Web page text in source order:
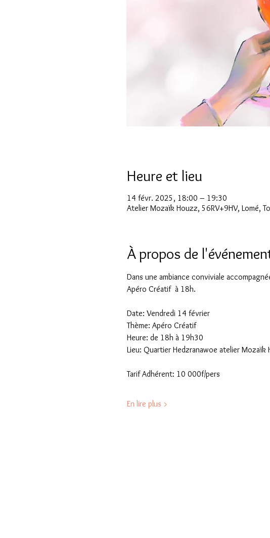
Heure et lieu
14 févr. 2025, 18:00 – 19:30
Atelier Mozaïk Houzz, 56RV+9HV, Lomé,
À propos de
Dans une ambiance conviviale
Apéro Créatif  à 18h.
Date: Vendredi 14 février
Thème: Apéro Créatif
Heure: de 18h à 19h30
Lieu: Quartier Hedzranawoe atelier Mozaïk
Tarif Adhérent: 10 000f/pers
En lire plus >